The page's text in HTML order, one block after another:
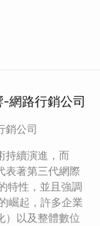
網路行銷公司
銷公司
持續演進，而
表著第三代網際
特性，並且強調
崛起，許多企業
）以及整體數位